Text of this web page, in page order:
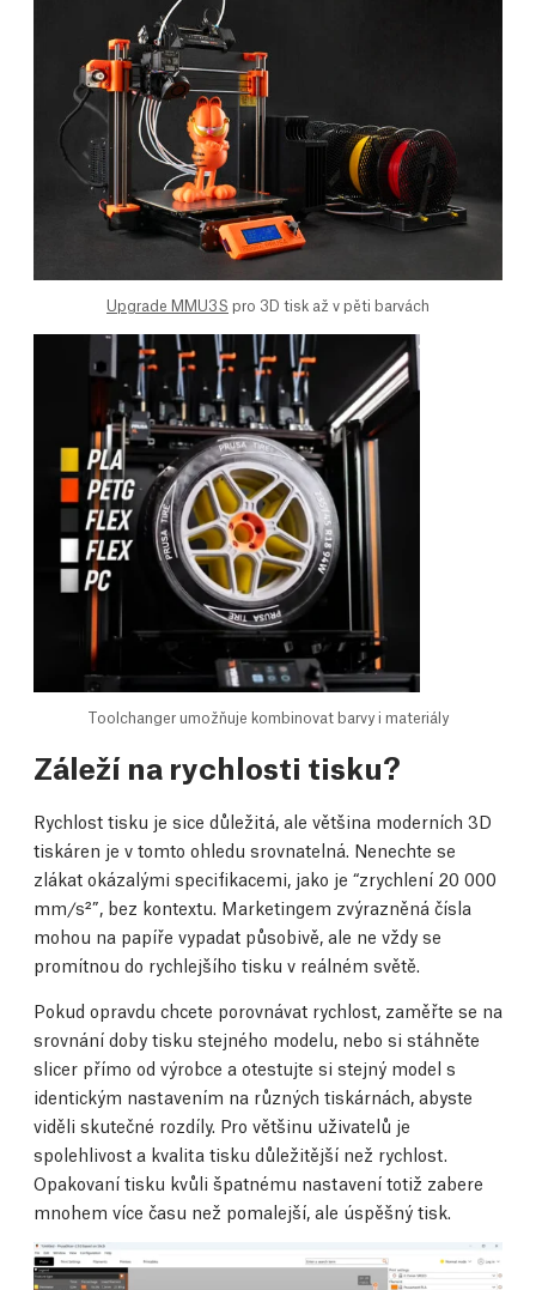
Upgrade MMU3S pro 3D tisk až v pěti barvách
Toolchanger umožňuje kombinovat barvy i materiály
Záleží na rychlosti tisku?
Rychlost tisku je sice důležitá, ale většina moderních 3D
tiskáren je v tomto ohledu srovnatelná. Nenechte se
zlákat okázalými specifikacemi, jako je “zrychlení 20 000
mm/s²”, bez kontextu. Marketingem zvýrazněná čísla
mohou na papíře vypadat působivě, ale ne vždy se
promítnou do rychlejšího tisku v reálném světě.
Pokud opravdu chcete porovnávat rychlost, zaměřte se na
srovnání doby tisku stejného modelu, nebo si stáhněte
slicer přímo od výrobce a otestujte si stejný model s
identickým nastavením na různých tiskárnách, abyste
viděli skutečné rozdíly. Pro většinu uživatelů je
spolehlivost a kvalita tisku důležitější než rychlost.
Opakovaní tisku kvůli špatnému nastavení totiž zabere
mnohem více času než pomalejší, ale úspěšný tisk.